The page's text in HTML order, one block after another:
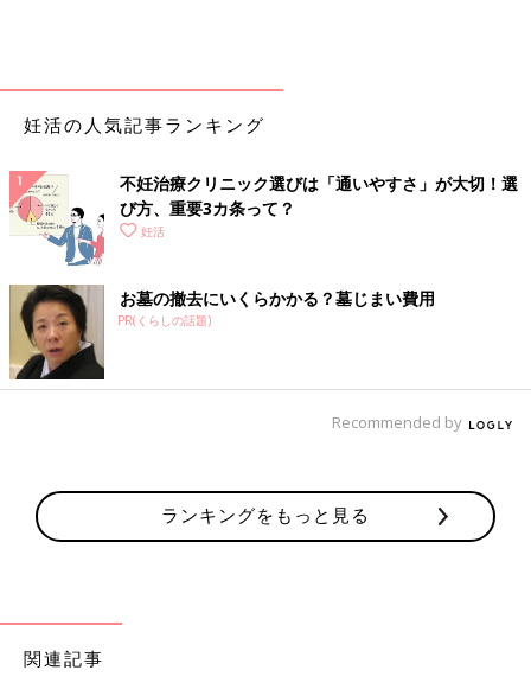
妊活の人気記事ランキング
不妊治療クリニック選びは「通いやすさ」が大切！選
び方、重要3カ条って？
妊活
お墓の撤去にいくらかかる？墓じまい費用
PR(くらしの話題)
Recommended by
ランキングをもっと見る
関連記事